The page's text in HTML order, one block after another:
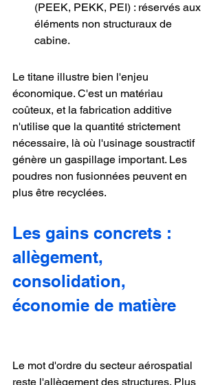
(PEEK, PEKK, PEI) : réservés aux
éléments non structuraux de
cabine.
Le titane illustre bien l'enjeu
économique. C'est un matériau
coûteux, et la fabrication additive
n'utilise que la quantité strictement
nécessaire, là où l'usinage soustractif
génère un gaspillage important. Les
poudres non fusionnées peuvent en
plus être recyclées.
Les gains concrets :
allègement,
consolidation,
économie de matière
Le mot d'ordre du secteur aérospatial
reste l'allègement des structures. Plus